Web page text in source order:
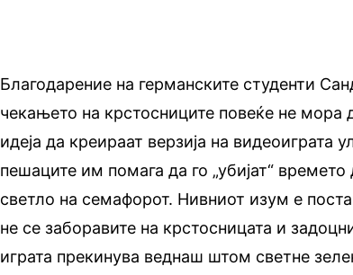
Благодарение на германските студенти
чекањето на крстосниците повеќе не
идеја да креираат верзија на видеоиграта
пешаците им помага да го „убијат“
светло на семафорот. Нивниот изум е
не се заборавите на крстосницата и
играта прекинува веднаш штом светне